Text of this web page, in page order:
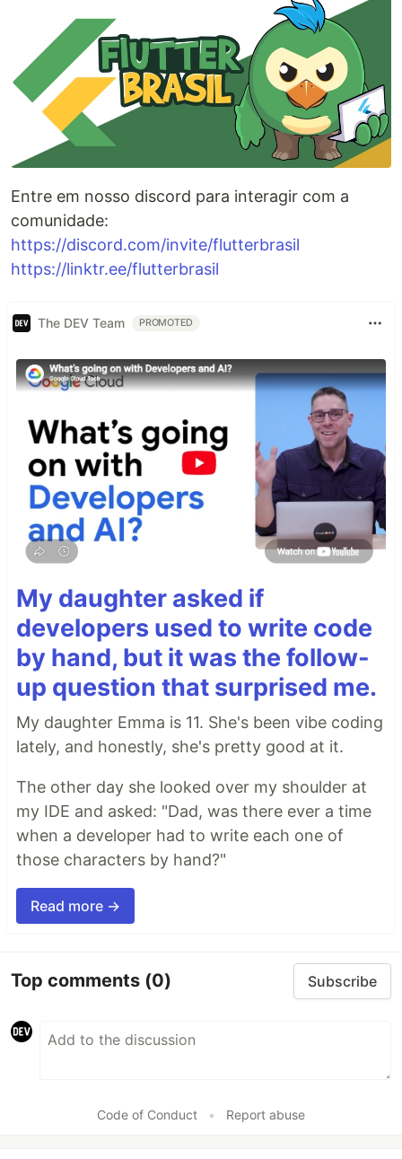
Entre em nosso discord para interagir com a
comunidade:
https://discord.com/invite/flutterbrasil
https://linktr.ee/flutterbrasil
The DEV Team PROMOTED
My daughter asked if
developers used to write code
by hand, but it was the follow-
up question that surprised me.
My daughter Emma is 11. She's been vibe coding
lately, and honestly, she's pretty good at it.
The other day she looked over my shoulder at
my IDE and asked: "Dad, was there ever a time
when a developer had to write each one of
those characters by hand?"
Read more →
Top comments (0) Subscribe
Code of Conduct • Report abuse